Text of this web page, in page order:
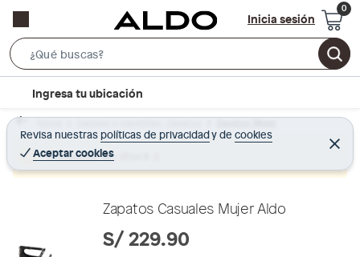
Inicia sesión
e
r
c
B
r
c
t
Ingresa tu ubicación
Revisa nuestras políticas de privacidadyde cookies
Aceptar cookies
C
e
r
Home Calzado y zapatillas - Zapatos Zapatos Mujer
Producto sin stock :(
Zapatos Casuales Mujer Aldo
S/ 229.90